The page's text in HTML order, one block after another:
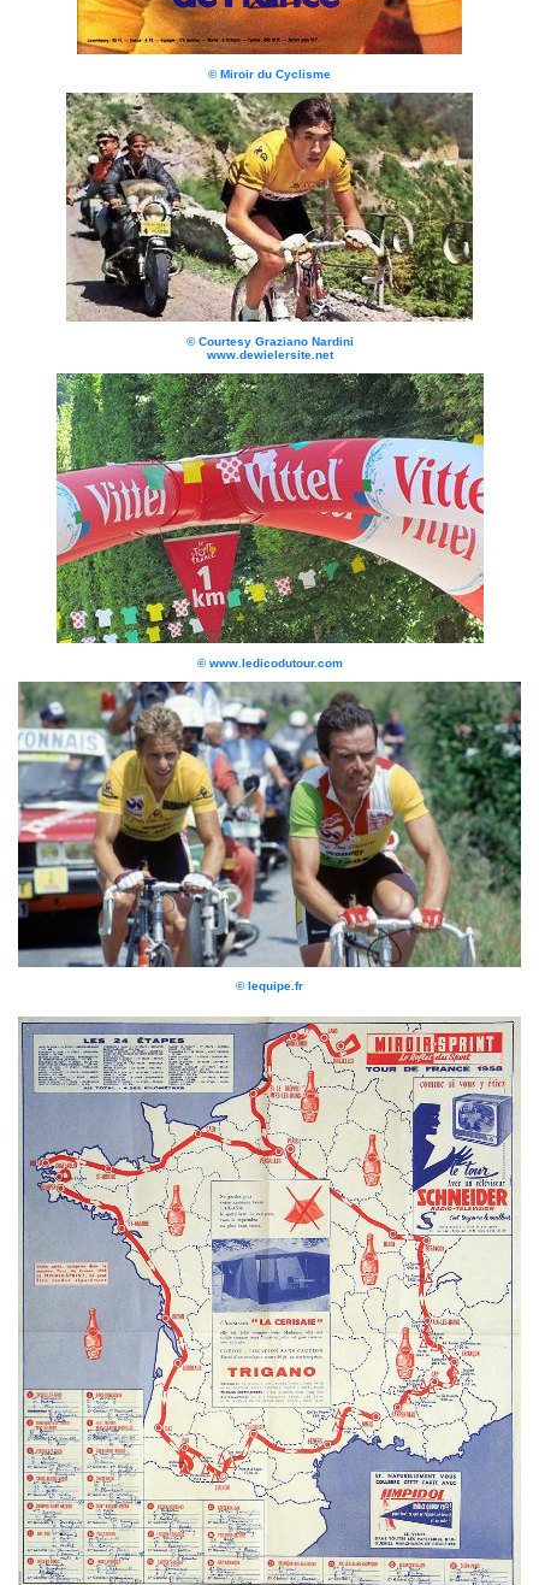
© Miroir du Cyclisme
© Courtesy Graziano Nardini
www.dewielersite.net
© www.ledicodutour.com
© lequipe.fr